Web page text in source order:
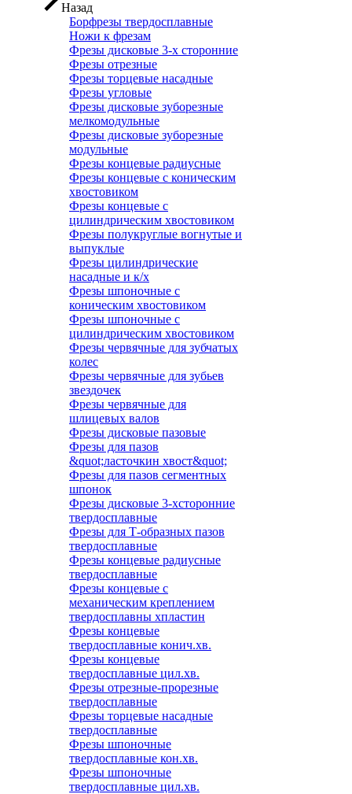
Назад
Борфрезы твердосплавные
Ножи к фрезам
Фрезы дисковые 3-х сторонние
Фрезы отрезные
Фрезы торцевые насадные
Фрезы угловые
Фрезы дисковые зуборезные
мелкомодульные
Фрезы дисковые зуборезные
модульные
Фрезы концевые радиусные
Фрезы концевые с коническим
хвостовиком
Фрезы концевые с
цилиндрическим хвостовиком
Фрезы полукруглые вогнутые и
выпуклые
Фрезы цилиндрические
насадные и к/х
Фрезы шпоночные с
коническим хвостовиком
Фрезы шпоночные с
цилиндрическим хвостовиком
Фрезы червячные для зубчатых
колес
Фрезы червячные для зубьев
звездочек
Фрезы червячные для
шлицевых валов
Фрезы дисковые пазовые
Фрезы для пазов
&quot;ласточкин хвост&quot;
Фрезы для пазов сегментных
шпонок
Фрезы дисковые 3-хсторонние
твердосплавные
Фрезы для Т-образных пазов
твердосплавные
Фрезы концевые радиусные
твердосплавные
Фрезы концевые с
механическим креплением
твердосплавны хпластин
Фрезы концевые
твердосплавные конич.хв.
Фрезы концевые
твердосплавные цил.хв.
Фрезы отрезные-прорезные
твердосплавные
Фрезы торцевые насадные
твердосплавные
Фрезы шпоночные
твердосплавные кон.хв.
Фрезы шпоночные
твердосплавные цил.хв.